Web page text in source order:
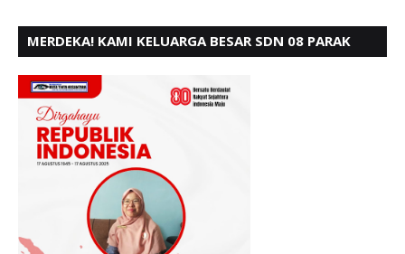
MERDEKA! KAMI KELUARGA BESAR SDN 08 PARAK
- 80,